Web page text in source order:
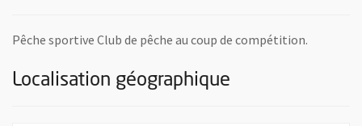
Pêche sportive Club de pêche au coup de compétition.
Localisation géographique